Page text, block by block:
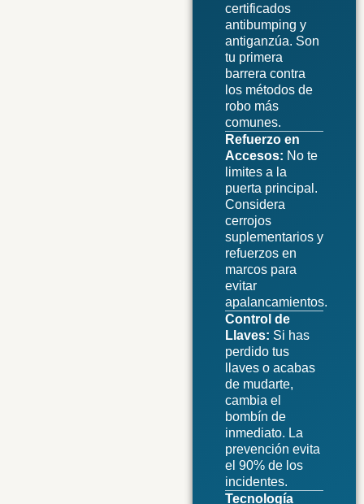
certificados
antibumping y
antiganzúa. Son
tu primera
barrera contra
los métodos de
robo más
comunes.
Refuerzo en
Accesos: No te
limites a la
puerta principal.
Considera
cerrojos
suplementarios y
refuerzos en
marcos para
evitar
apalancamientos.
Control de
Llaves: Si has
perdido tus
llaves o acabas
de mudarte,
cambia el
bombín de
inmediato. La
prevención evita
el 90% de los
incidentes.
Tecnología